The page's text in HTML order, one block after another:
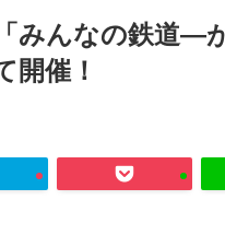
みんなの鉄道―
催！